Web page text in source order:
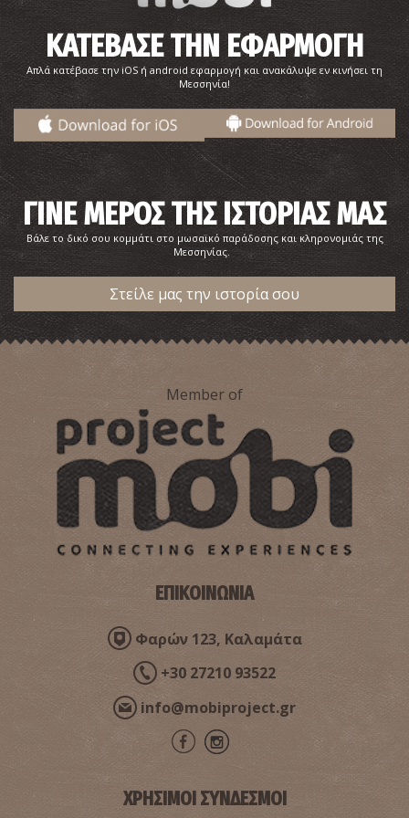
Γενικό Νοσοκομείο Καλαμάτας
ΝΟΣΟΚΟΜΕΙΑ ~5Km
Φαρμακείο Κοτσογλανίδη - Αντικάλαμος
ΦΑΡΜΑΚΕΙΑ ~5Km
Φαρμακείο Ξηρογιάννη - Θουρία
~5Km
ΚΑΤΕΒΑΣΕ ΤΗΝ ΕΦΑΡΜΟΓΗ
Απλά κατέβασε την iOS ή android εφαρμογή και ανακάλυψε εν κινήσει τη
Μεσσηνία!
ΓΙΝΕ ΜΕΡΟΣ ΤΗΣ ΙΣΤΟΡΙΑΣ ΜΑΣ
Βάλε το δικό σου κομμάτι στο μωσαϊκό παράδοσης και κληρονομιάς της
Μεσσηνίας.
Στείλε μας την ιστορία σου
Member of
ΕΠΙΚΟΙΝΩΝΙΑ
Φαρών 123, Καλαμάτα
+30 27210 93522
info@mobiproject.gr
ΧΡΗΣΙΜΟΙ ΣΥΝΔΕΣΜΟΙ